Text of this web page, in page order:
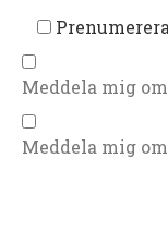
Meddela mig
Meddela mig